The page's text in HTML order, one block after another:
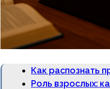
Как распознать
Роль взрослых: